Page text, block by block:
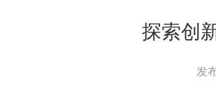
探索创
发